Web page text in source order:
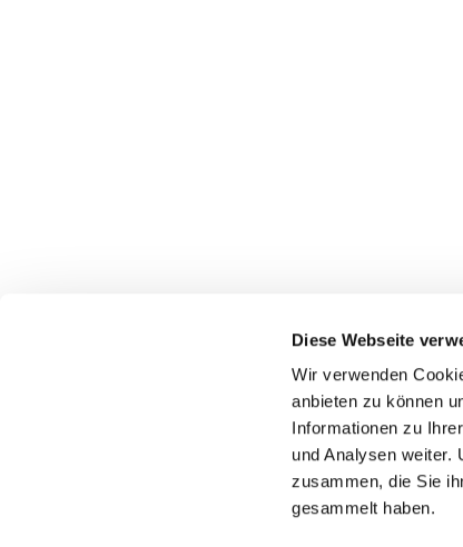
Diese Webseite
Wir verwenden
anbieten zu können
Informationen zu
und Analysen weiter.
zusammen, die Sie
gesammelt haben.
Katholische